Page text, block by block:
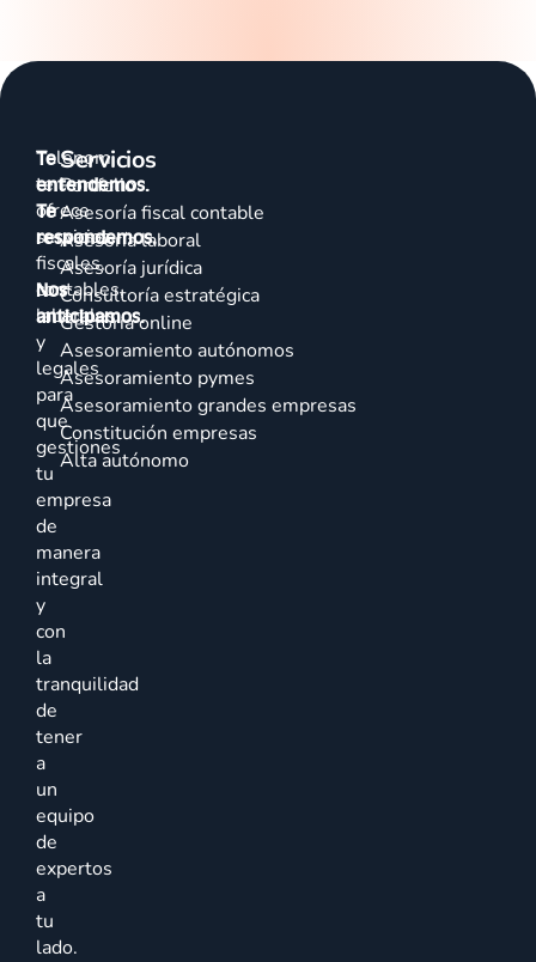
Talenom
te
ofrece
servicios
fiscales,
contables,
laborales
y
legales
para
que
gestiones
tu
empresa
de
manera
integral
y
con
la
tranquilidad
de
tener
a
un
equipo
de
expertos
a
tu
lado.
Te
entendemos.
Te
respondemos.
Nos
anticipamos.
Servicios
Portfolio
Asesoría fiscal contable
Asesoría laboral
Asesoría jurídica
Consultoría estratégica
Gestoría online
Asesoramiento autónomos
Asesoramiento pymes
Asesoramiento grandes empresas
Constitución empresas
Alta autónomo